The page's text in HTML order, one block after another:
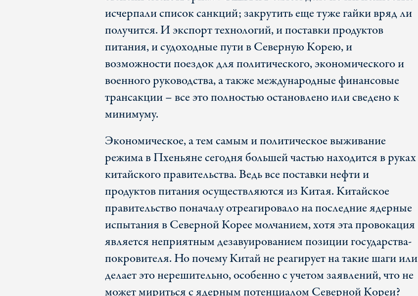
исчерпали список санкций; закрутить еще туже гайки вряд ли
получится. И экспорт технологий, и поставки продуктов
питания, и судоходные пути в Северную Корею, и
возможности поездок для политического, экономического и
военного руководства, а также международные финансовые
трансакции – все это полностью остановлено или сведено к
минимуму.
Экономическое, а тем самым и политическое выживание
режима в Пхеньяне сегодня большей частью находится в руках
китайского правительства. Ведь все поставки нефти и
продуктов питания осуществляются из Китая. Китайское
правительство поначалу отреагировало на последние ядерные
испытания в Северной Корее молчанием, хотя эта провокация
является неприятным дезавуированием позиции государства-
покровителя. Но почему Китай не реагирует на такие шаги или
делает это нерешительно, особенно с учетом заявлений, что не
может мириться с ядерным потенциалом Северной Кореи?